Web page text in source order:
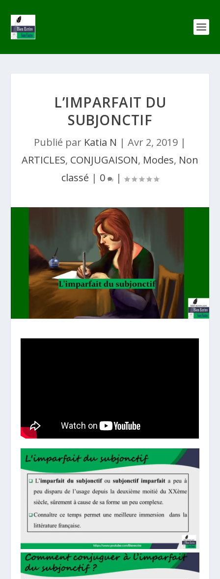
L’IMPARFAIT DU
SUBJONCTIF
Publié par Katia N | Avr 2, 2019 |
ARTICLES, CONJUGAISON, Modes, Non
classé | 0 |